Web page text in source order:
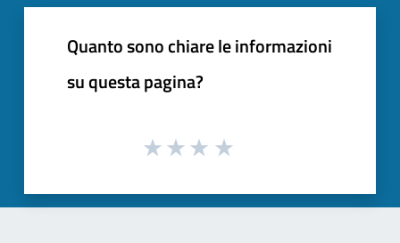
Quanto sono chiare le informazioni
su questa pagina?